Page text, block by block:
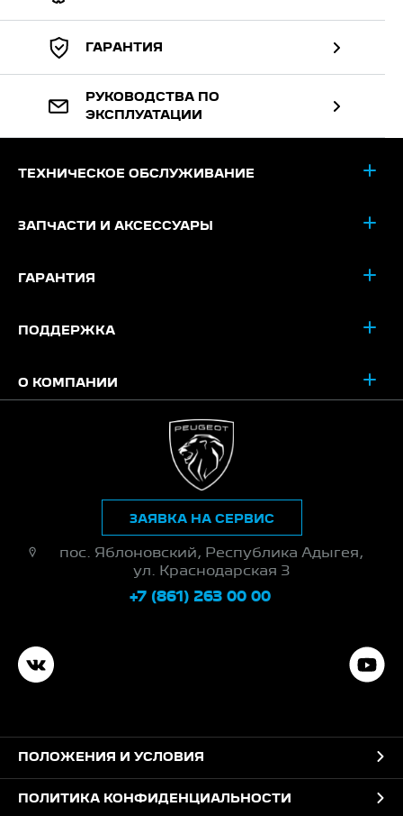
ГАРАНТИЯ
РУКОВОДСТВА ПО
ЭКСПЛУАТАЦИИ
ТЕХНИЧЕСКОЕ ОБСЛУЖИВАНИЕ
ЗАПЧАСТИ И АКСЕССУАРЫ
ГАРАНТИЯ
ПОДДЕРЖКА
О КОМПАНИИ
пос. Яблоновский, Республика Адыгея,
ул. Краснодарская 3
+7 (861) 263 00 00
ЗАЯВКА НА СЕРВИС
ПОЛОЖЕНИЯ И УСЛОВИЯ
ПОЛИТИКА КОНФИДЕНЦИАЛЬНОСТИ